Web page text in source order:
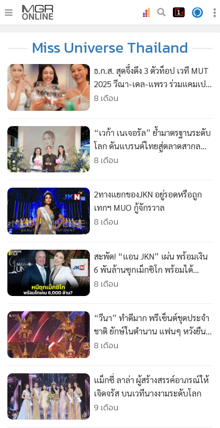
ทันเหตุการณ์
• ภาคใต้
• ภูมิภาค
• Online Section
• บันเทิง
• ผู้จัดการรายวัน
• คอลัมนิสต์
• ละคร
• CbizReview
• Cyber BIZ
• ผู้จัดกวน
• Good health & Well-being
• Green Innovation & SD
• Management & HR
• MGR Live
• Infographic
• การเมือง
• ท่องเที่ยว
กีฬา
• ต่างประเทศ
• Special Scoop
• เศรษฐกิจ-ธุรกิจ
• จีน
• ชุมชน-คุณภาพชีวิต
• อาชญากรรม
Miss Universe Thailand
ธ.ก.ส. สุดจึ้งดึง 3 ตัวท็อป เวที MUT
2025 วีณา-เดล-แพรว ร่วมแคมเปญ
“แกลมเกษตร เกรดจักรวาล”
8 เดือน
“เวก้า เนเจอรัล” ย้ำมาตรฐานระดับ
โลก ดันแบรนด์ไทยสู่ตลาดสากล
สร้างความมั่นใจทุกขั้นตอนการผลิต
8 เดือน
2ทางแยกของJKN อยู่รอดหรือถูก
เทกฯ MUO กู้จักรวาล
8 เดือน
สะพัด! “แอน JKN” เผ่น พร้อมเงิน
6 พันล้านซุกเม็กซิโก พร้อมได้
สัญชาติ “ราอูล” จัดให้
8 เดือน
“วีนา” ทำดีมาก พรีเซ็นต์ชุดประจำ
ชาติ ยักษ์ในตำนาน แฟนๆ หวังยืน
Top 5 Miss Universe 2025
8 เดือน
แม็กซี่ ลาล่า ผู้สร้างสรรค์อาภรณ์ให้
เจิดจรัส บนเวทีนางงามระดับโลก
9 เดือน